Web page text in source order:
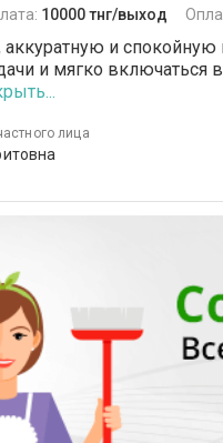
10000 тнг/выход
и спокойную
и мягко включаться
лица